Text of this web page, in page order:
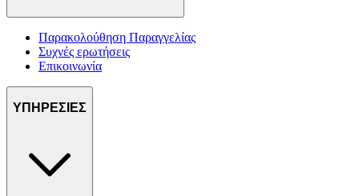
Παρακολούθηση Παραγγελίας
Συχνές ερωτήσεις
Επικοινωνία
ΥΠΗΡΕΣΙΕΣ